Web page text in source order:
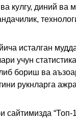
кулгу, диний
исталган
учун
бориш ва
рукнларга
сайтимизда